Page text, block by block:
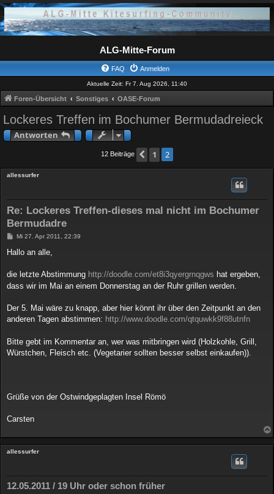
ALG-Mitte-Forum
FAQ Anmelden
Aktuelle Zeit: Fr 7. Aug 2026, 11:40
Foren-Übersicht Sonstiges OASE-Forum
Lockeres Treffen im Bochumer Bermudadreieck
Antworten
12 Beiträge Vorherige
1 2
allessurfer
Re: Lockeres Treffen-dieses mal nicht im Bochumer
Bermudadre
B
i
a
Mi 27. Apr 2011, 22:39
Hallo an alle,
die letzte Abstimmung http://doodle.com/et8i3qyergrnqgws hat ergeben,
dass wir im Mai an einem Donnerstag an der Ruhr grillen werden.
Der 5. Mai wäre zu knapp, aber hier könnt ihr über den Zeitpunkt an den
anderen Tagen abstimmen: http://www.doodle.com/qtquwkk9f88utnfn
Bitte gebt im Kommentar an, wer was mitbringen wird (Holzkohle, Grill,
Würstchen, Fleisch etc. (Vegetarier sollten besser selbst einkaufen)).
Grüße von der Ostwindgeplagten Insel Römö
Carsten
allessurfer
12.05.2011 / 19 Uhr oder schon früher